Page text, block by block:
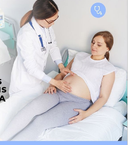
Kupljeno
9800 din
13500 din